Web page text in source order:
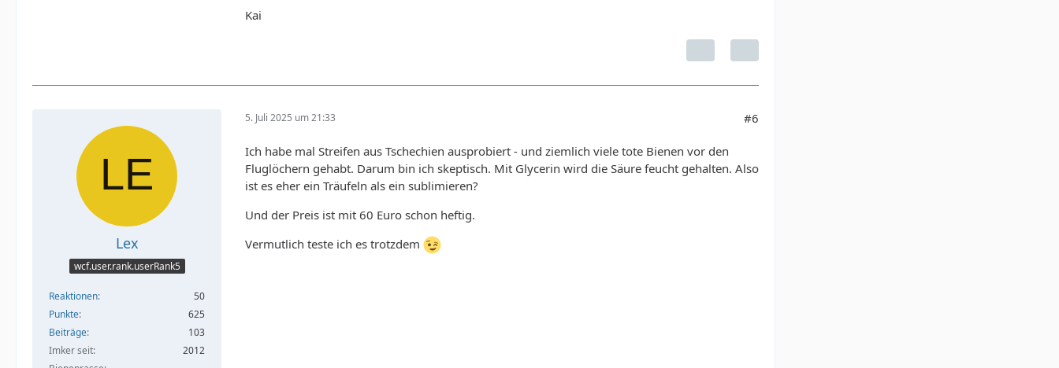
Kai
Lex
wcf.user.rank.userRank5
Reaktionen
50
Punkte
625
Beiträge
103
Imker seit
2012
5. Juli 2025 um 21:33 #6
Ich habe mal Streifen aus Tschechien ausprobiert - und ziemlich viele tote Bienen vor den
Fluglöchern gehabt. Darum bin ich skeptisch. Mit Glycerin wird die Säure feucht gehalten. Also
ist es eher ein Träufeln als ein sublimieren?
Und der Preis ist mit 60 Euro schon heftig.
Vermutlich teste ich es trotzdem